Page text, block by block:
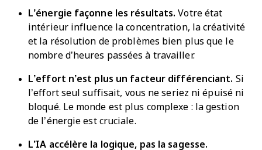
L’énergie façonne les résultats. Votre état
intérieur influence la concentration, la créativité
et la résolution de problèmes bien plus que le
nombre d’heures passées à travailler.
L’effort n’est plus un facteur différenciant. Si
l’effort seul suffisait, vous ne seriez ni épuisé ni
bloqué. Le monde est plus complexe : la gestion
de l’énergie est cruciale.
L’IA accélère la logique, pas la sagesse.